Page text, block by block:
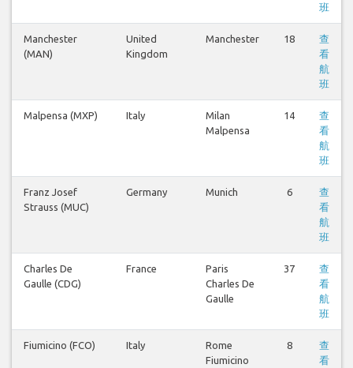
班
Manchester
(MAN)
United
Kingdom
Manchester 18
查
看
航
班
Malpensa (MXP) Italy
Milan
Malpensa
14
查
看
航
班
Franz Josef
Strauss (MUC)
Germany Munich 6
查
看
航
班
Charles De
Gaulle (CDG)
France
Paris
Charles De
Gaulle
37
查
看
航
班
Fiumicino (FCO) Italy
Rome
Fiumicino
8
查
看